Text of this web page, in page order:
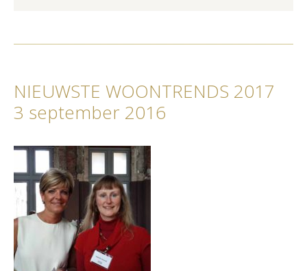
NIEUWSTE WOONTRENDS 2017
3 september 2016